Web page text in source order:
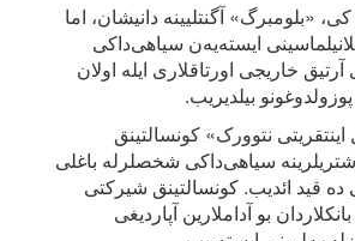
«بلومبرگ» آگنتلیینه دانیشان، اما
ایسته‌یه‌ن سیاهی‌داکی
خاریجی اورتاقلاری ایله اولان
بیلدیریب.
اینتقریتی نتوورک» کونسالتینق
سیاهی‌داکی شخصلرله باغلی
ده قید ائدیب. کونسالتینق شیرکتی
بو آداملارین آپاردیغی